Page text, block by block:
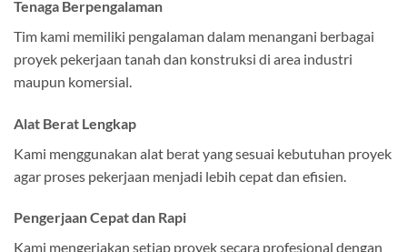
Tenaga Berpengalaman
Tim kami memiliki pengalaman dalam menangani berbagai
proyek pekerjaan tanah dan konstruksi di area industri
maupun komersial.
Alat Berat Lengkap
Kami menggunakan alat berat yang sesuai kebutuhan proyek
agar proses pekerjaan menjadi lebih cepat dan efisien.
Pengerjaan Cepat dan Rapi
Kami mengerjakan setiap proyek secara profesional dengan